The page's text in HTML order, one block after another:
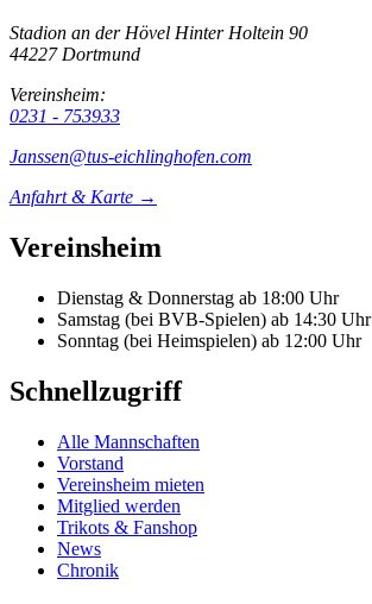
Stadion an der Hövel Hinter Holtein 90
44227 Dortmund
Vereinsheim:
0231 - 753933
Janssen@tus-eichlinghofen.com
Anfahrt & Karte →
Vereinsheim
Dienstag & Donnerstag ab 18:00 Uhr
Samstag (bei BVB-Spielen) ab 14:30 Uhr
Sonntag (bei Heimspielen) ab 12:00 Uhr
Schnellzugriff
Alle Mannschaften
Vorstand
Vereinsheim mieten
Mitglied werden
Trikots & Fanshop
News
Chronik